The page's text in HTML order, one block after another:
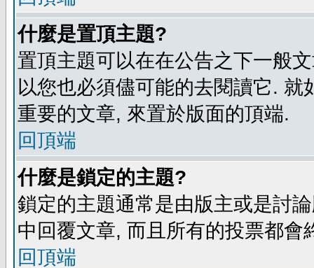
什麼是置頂主題?
置頂主題可以在在公告之下一般
以您也必須儘可能的去閱讀它.
重要的文章, 來置於版面的頂端.
回頂端
什麼是鎖定的主題?
鎖定的主題通常是由版主或是討
中回覆文章, 而且所有的投票都
回頂端